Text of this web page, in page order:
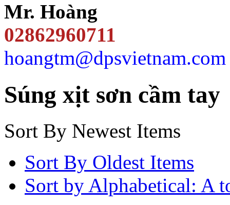
Mr. Hoàng
02862960711
hoangtm@dpsvietnam.com
Súng xịt sơn cầm tay
Sort By Newest Items
Sort By Oldest Items
Sort by Alphabetical: A